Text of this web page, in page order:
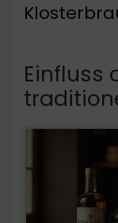
Einfluss